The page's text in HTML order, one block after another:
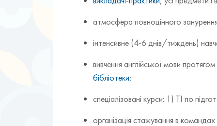
атмосфера повноцінного
інтенсивне (4-6 днів/тиждень)
вивчення англійської мови
бібліотеки;
спеціалізовані курси: 1) ТІ по
організація стажування в